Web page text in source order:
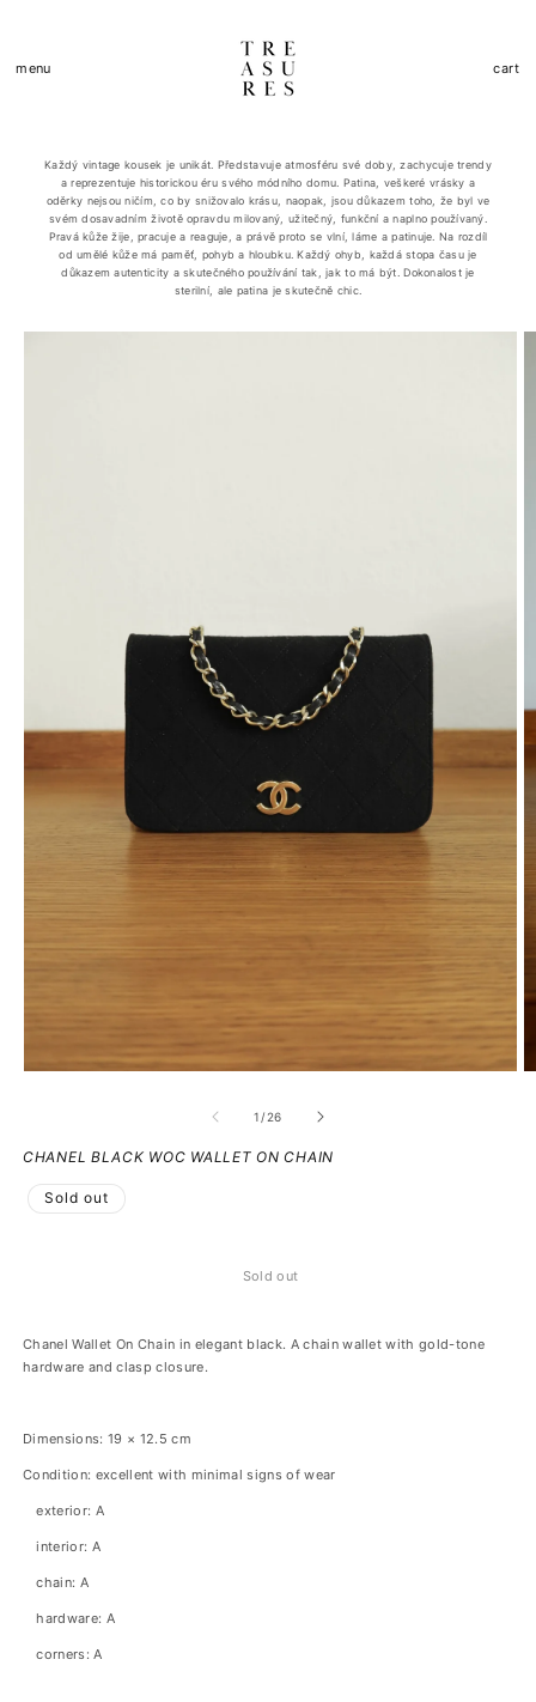
menu cart
Cart
Každý vintage kousek je unikát. Představuje atmosféru své doby, zachycuje trendy
a reprezentuje historickou éru svého módního domu. Patina, veškeré vrásky a
oděrky nejsou ničím, co by snižovalo krásu, naopak, jsou důkazem toho, že byl ve
svém dosavadním životě opravdu milovaný, užitečný, funkční a naplno používaný.
Pravá kůže žije, pracuje a reaguje, a právě proto se vlní, láme a patinuje. Na rozdíl
od umělé kůže má paměť, pohyb a hloubku. Každý ohyb, každá stopa času je
důkazem autenticity a skutečného používání tak, jak to má být. Dokonalost je
sterilní, ale patina je skutečně chic.
Skip to
1 /of
26
CHANEL BLACK WOC WALLET ON CHAIN
Sold out
Sold out
Chanel Wallet On Chain in elegant black. A chain wallet with gold-tone
hardware and clasp closure.
Dimensions: 19 × 12.5 cm
Condition: excellent with minimal signs of wear
exterior: A
interior: A
chain: A
hardware: A
corners: A